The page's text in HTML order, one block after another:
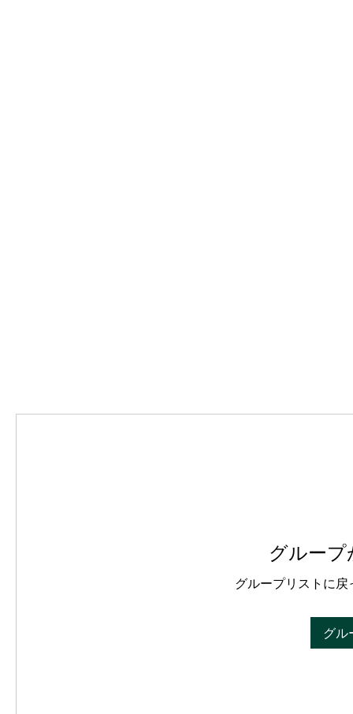
グルー
グループリストに
グル